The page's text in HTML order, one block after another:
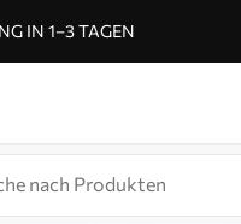
IN 1–3 TAGEN